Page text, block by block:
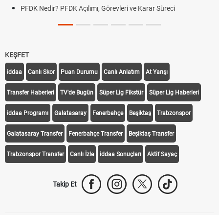
PFDK Nedir? PFDK Açılımı, Görevleri ve Karar Süreci
KEŞFET
iddaa Canlı Skor Puan Durumu Canlı Anlatım At Yarışı
Transfer Haberleri TV'de Bugün Süper Lig Fikstür Süper Lig Haberleri
iddaa Programı Galatasaray Fenerbahçe Beşiktaş Trabzonspor
Galatasaray Transfer Fenerbahçe Transfer Beşiktaş Transfer
Trabzonspor Transfer Canlı İzle iddaa Sonuçları Aktif Sayaç
Takip Et